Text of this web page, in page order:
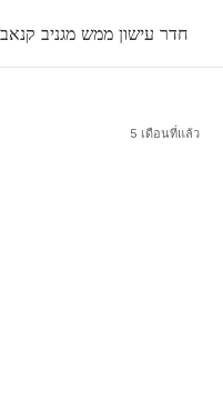
חדר עישון ממש מגניב
5 เดือนที่แล้ว